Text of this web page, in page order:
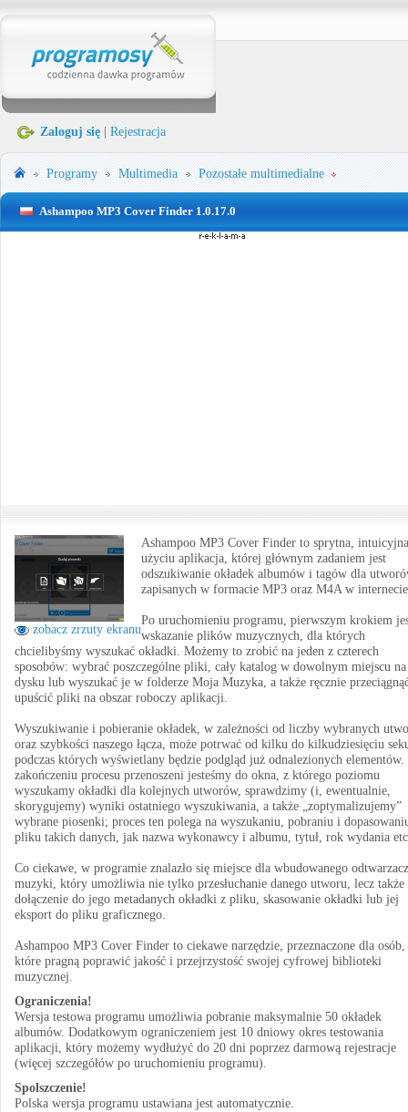
Zaloguj się Rejestracja
Programy Multimedia Pozostałe multimedialne
Ashampoo MP3 Cover Finder 1.0.17.0
zobacz zrzuty ekranu
Ashampoo MP3 Cover Finder to sprytna,
użyciu aplikacja, której głównym zadaniem jest
odszukiwanie okładek albumów i tagów dla
zapisanych w formacie MP3 oraz M4A w
Po uruchomieniu programu, pierwszym krokiem
wskazanie plików muzycznych, dla których
chcielibyśmy wyszukać okładki. Możemy to zrobić na jeden z czterech
sposobów: wybrać poszczególne pliki, cały katalog w dowolnym miejscu na
dysku lub wyszukać je w folderze Moja Muzyka, a także ręcznie
upuścić pliki na obszar roboczy aplikacji.
Wyszukiwanie i pobieranie okładek, w zależności od liczby wybranych
oraz szybkości naszego łącza, może potrwać od kilku do kilkudziesięciu
podczas których wyświetlany będzie podgląd już odnalezionych elementów.
zakończeniu procesu przenoszeni jesteśmy do okna, z którego poziomu
wyszukamy okładki dla kolejnych utworów, sprawdzimy (i, ewentualnie,
skorygujemy) wyniki ostatniego wyszukiwania, a także „zoptymalizujemy”
wybrane piosenki; proces ten polega na wyszukaniu, pobraniu i
pliku takich danych, jak nazwa wykonawcy i albumu, tytuł, rok wydania
Co ciekawe, w programie znalazło się miejsce dla wbudowanego
muzyki, który umożliwia nie tylko przesłuchanie danego utworu, lecz także
dołączenie do jego metadanych okładki z pliku, skasowanie okładki lub jej
eksport do pliku graficznego.
Ashampoo MP3 Cover Finder to ciekawe narzędzie, przeznaczone dla osób,
które pragną poprawić jakość i przejrzystość swojej cyfrowej biblioteki
muzycznej.
Ograniczenia!
Wersja testowa programu umożliwia pobranie maksymalnie 50 okładek
albumów. Dodatkowym ograniczeniem jest 10 dniowy okres testowania
aplikacji, który możemy wydłużyć do 20 dni poprzez darmową rejestracje
(więcej szczegółów po uruchomieniu programu).
Spolszczenie!
Polska wersja programu ustawiana jest automatycznie.